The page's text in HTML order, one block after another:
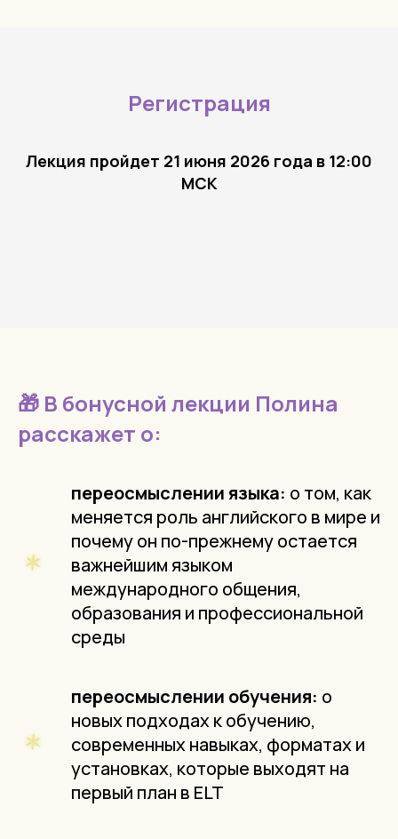
Регистрация
Лекция пройдет 21 июня 2026 года в 12:00
МСК
🎁 В бонусной лекции Полина
расскажет о:
переосмыслении языка: о том, как
меняется роль английского в мире и
почему он по-прежнему остается
важнейшим языком
международного общения,
образования и профессиональной
среды
переосмыслении обучения: о
новых подходах к обучению,
современных навыках, форматах и
установках, которые выходят на
первый план в ELT